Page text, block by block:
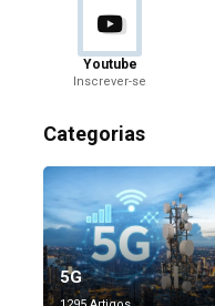
Youtube
Inscrever-se
Categorias
5G